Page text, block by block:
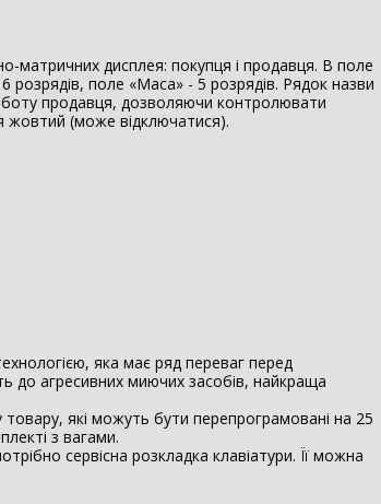
матричних дисплея: покупця і продавця. В поле
розрядів, поле «Маса» - 5 розрядів. Рядок назви
продавця, дозволяючи контролювати
жовтий (може відключатися).
яка має ряд переваг перед
до агресивних миючих засобів, найкраща
які можуть бути перепрограмовані на 25
з вагами.
сервісна розкладка клавіатури. Її можна